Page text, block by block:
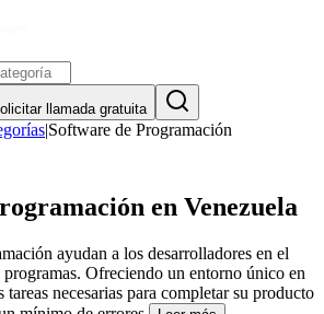
llamada gratuita
|Software de Programación
en Venezuela
ayudan a los desarrolladores en el
Ofreciendo un entorno único en
tareas necesarias para completar su producto